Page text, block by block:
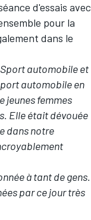
d'essais avec
pour la
dans le
automobile et
automobile en
jeunes femmes
Elle était dévouée
dans notre
à tant de gens.
par ce jour très